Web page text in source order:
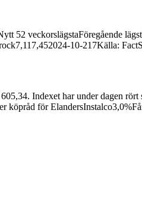
52 veckorslägstaFöregående
10-217Källa:
Indexet har under dagen
för